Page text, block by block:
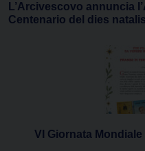
L’Arcivescovo annuncia
Centenario del dies
VI Giornata